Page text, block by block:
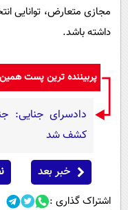
مجازی متعارض، توانایی
داشته باشد.
پربیننده ترین پست
دادسرای جنایی:
کشف شد
خبر بعد
اشتراک گذاری :